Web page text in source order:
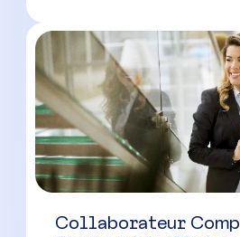
Collaborateur
Cabinet à taille
Juvignac 34)
CDI